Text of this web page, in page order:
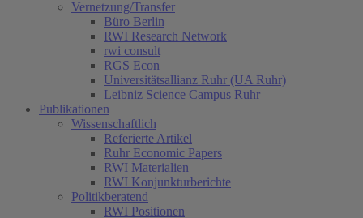
Vernetzung/Transfer
Büro Berlin
RWI Research Network
rwi consult
RGS Econ
Universitätsallianz Ruhr (UA Ruhr)
Leibniz Science Campus Ruhr
Publikationen
Wissenschaftlich
Referierte Artikel
Ruhr Economic Papers
RWI Materialien
RWI Konjunkturberichte
Politikberatend
RWI Positionen